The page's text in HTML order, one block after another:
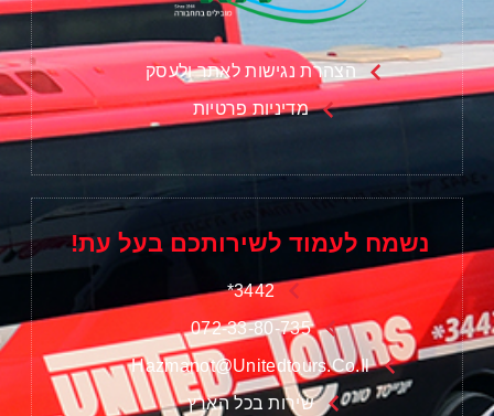
הצהרת נגישות לאתר ולעסק
מדיניות פרטיות
נשמח לעמוד לשירותכם בעל עת!
3442*
072-33-80-735
Hazmanot@unitedtours.co.il
שירות בכל הארץ